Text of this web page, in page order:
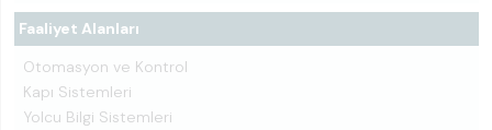
Faaliyet Alanları
Otomasyon ve Kontrol
Kapı Sistemleri
Yolcu Bilgi Sistemleri